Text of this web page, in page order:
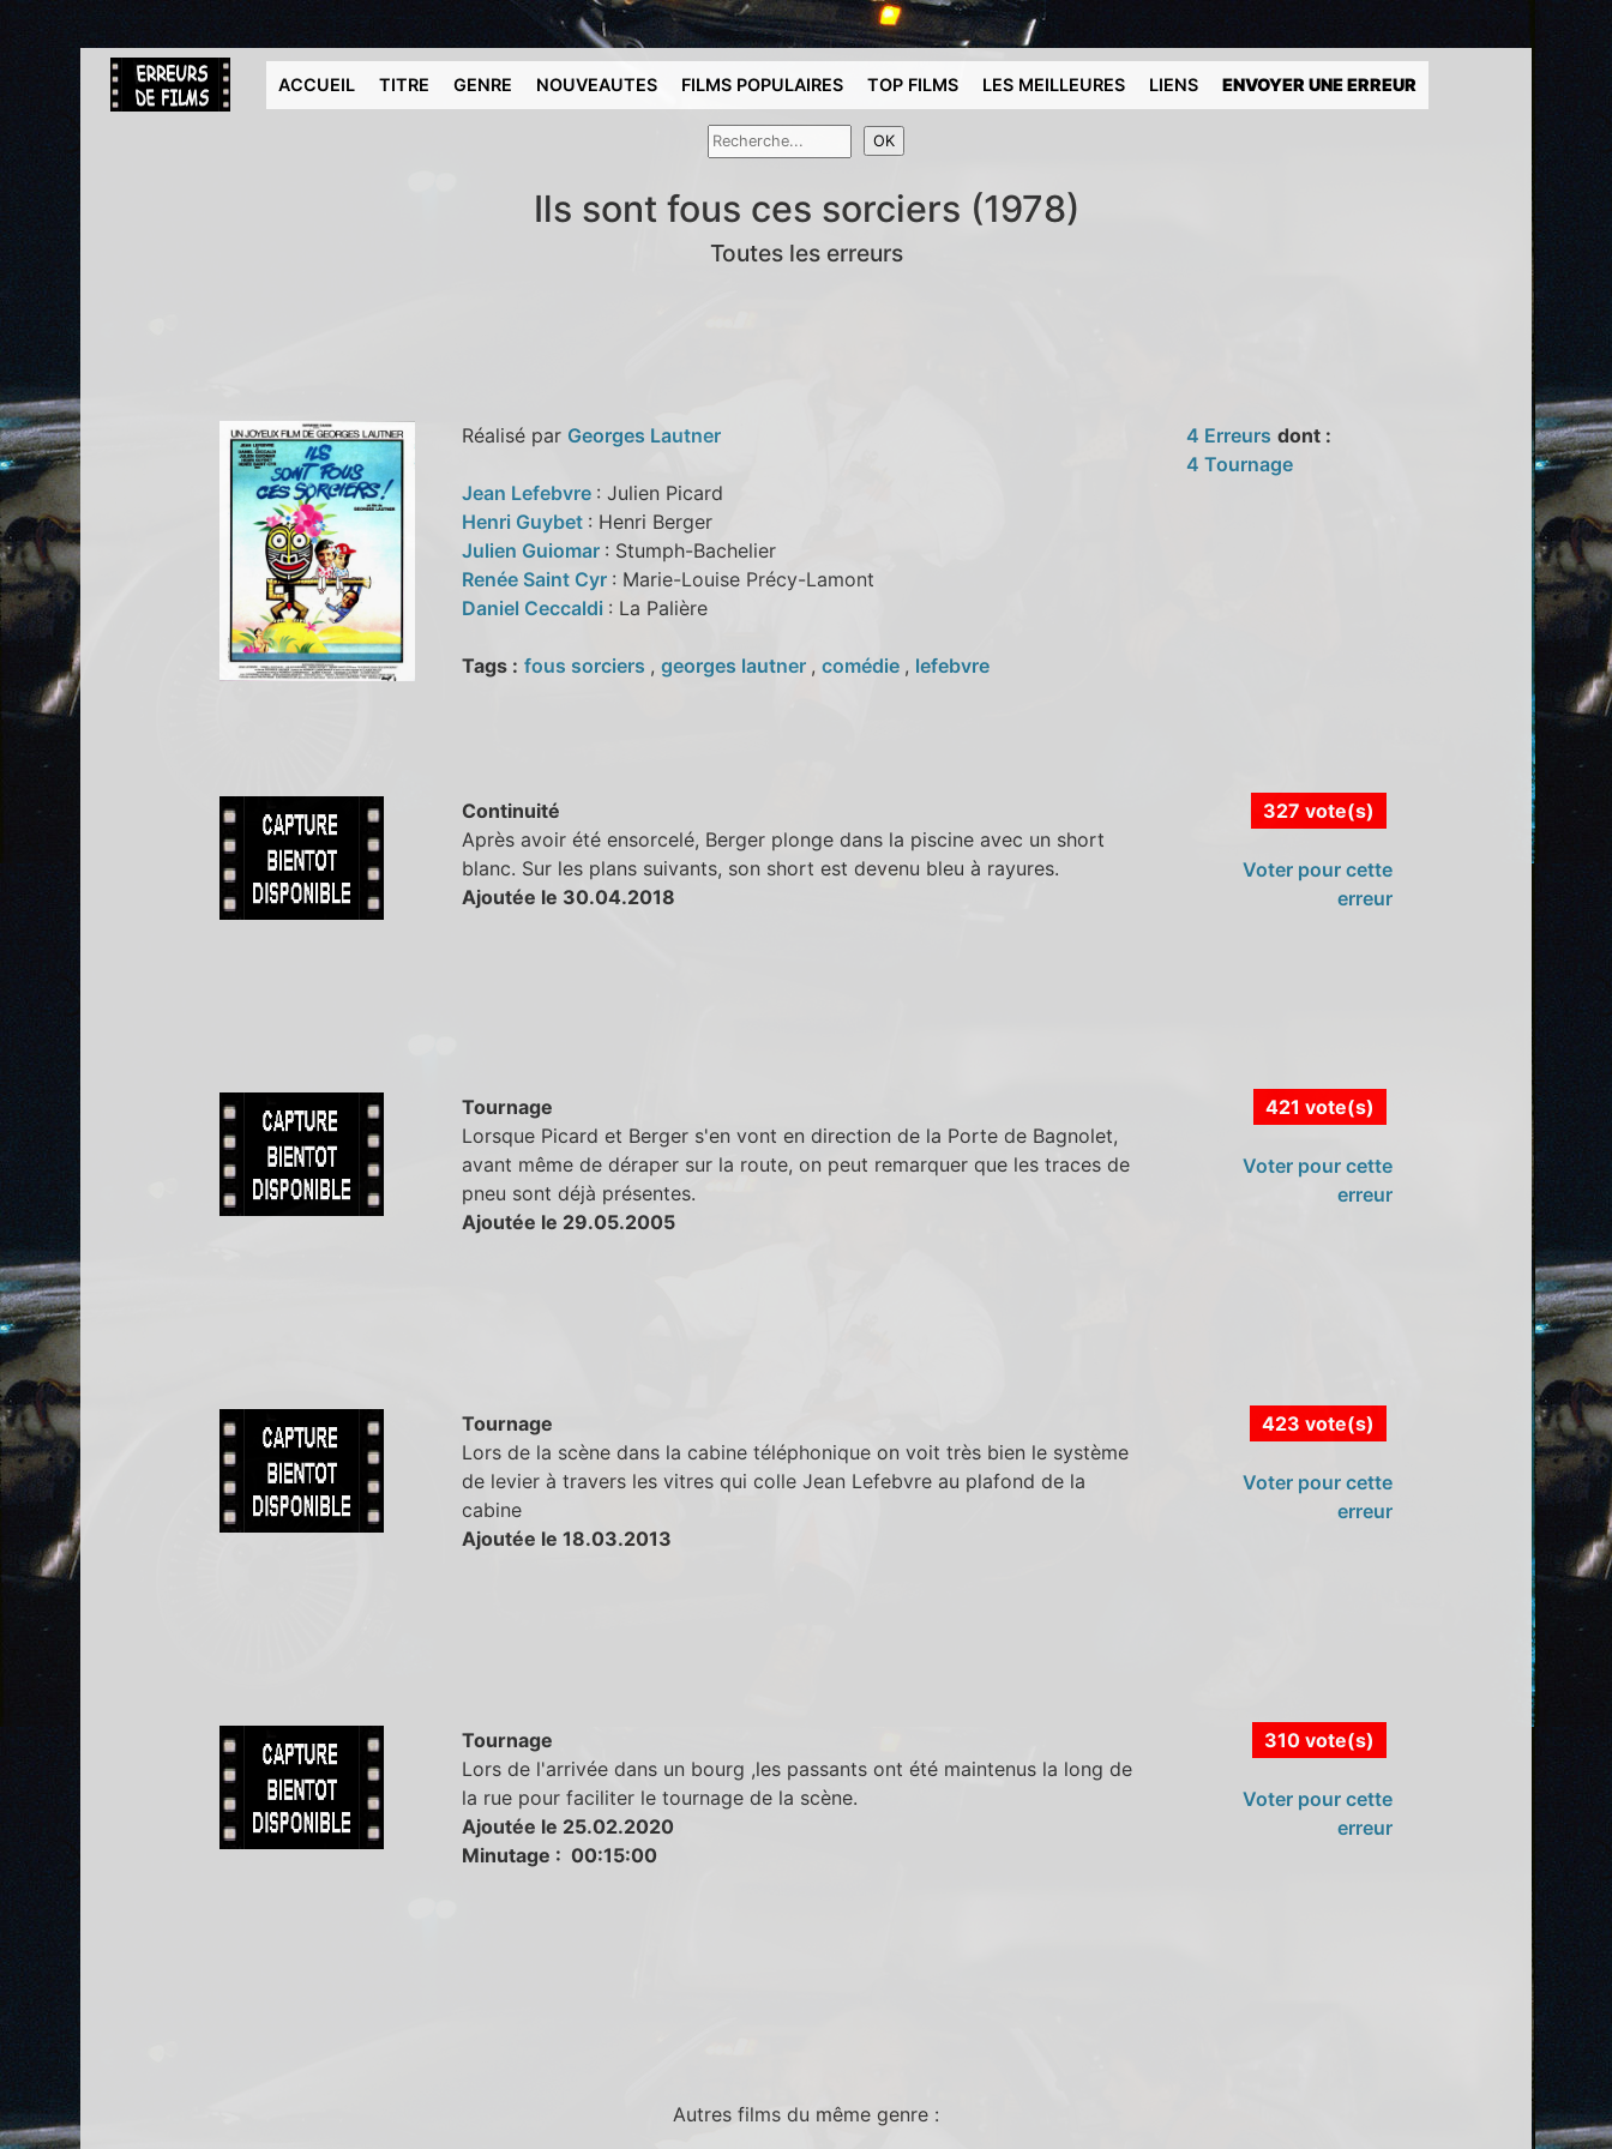
ACCUEIL TITRE GENRE NOUVEAUTES FILMS POPULAIRES TOP FILMS LES MEILLEURES LIENS ENVOYER UNE ERREUR
Ils sont fous ces sorciers (1978)
Toutes les erreurs
Réalisé par Georges Lautner
Jean Lefebvre : Julien Picard
Henri Guybet : Henri Berger
Julien Guiomar : Stumph-Bachelier
Renée Saint Cyr : Marie-Louise Précy-Lamont
Daniel Ceccaldi : La Palière
Tags : fous sorciers , georges lautner , comédie , lefebvre
4 Erreurs dont :
4 Tournage
Continuité
Après avoir été ensorcelé, Berger plonge dans la piscine avec un short
blanc. Sur les plans suivants, son short est devenu bleu à rayures.
Ajoutée le 30.04.2018
327 vote(s)
Voter pour cette
erreur
Tournage
Lorsque Picard et Berger s'en vont en direction de la Porte de Bagnolet,
avant même de déraper sur la route, on peut remarquer que les traces de
pneu sont déjà présentes.
Ajoutée le 29.05.2005
421 vote(s)
Voter pour cette
erreur
Tournage
Lors de la scène dans la cabine téléphonique on voit très bien le système
de levier à travers les vitres qui colle Jean Lefebvre au plafond de la
cabine
Ajoutée le 18.03.2013
423 vote(s)
Voter pour cette
erreur
Tournage
Lors de l'arrivée dans un bourg ,les passants ont été maintenus la long de
la rue pour faciliter le tournage de la scène.
Ajoutée le 25.02.2020
Minutage : 00:15:00
310 vote(s)
Voter pour cette
erreur
Autres films du même genre :